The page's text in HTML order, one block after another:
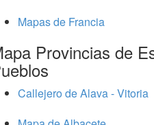
Mapas de Francia
Provincias de
Callejero de Alava - Vitoria